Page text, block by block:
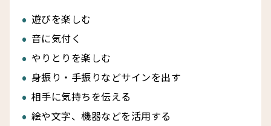
遊びを楽しむ
音に気付く
やりとりを楽しむ
身振り・手振りなどサインを出す
相手に気持ちを伝える
絵や文字、機器などを活用する